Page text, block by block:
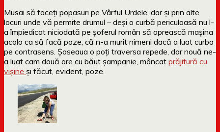
Musai să faceți popasuri pe Vârful Urdele, dar și prin alte
locuri unde vă permite drumul – deși o curbă periculoasă nu l-
a împiedicat niciodată pe șoferul român să oprească mașina
acolo ca să facă poze, că n-a murit nimeni dacă a luat curba
pe contrasens. Șoseaua o poți traversa repede, dar nouă ne-
a luat cam două ore cu băut șampanie, mâncat prăjitură cu
vișine și făcut, evident, poze.